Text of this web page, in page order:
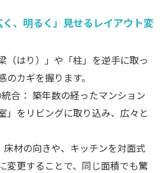
ロが教えるマンション改修の
を乗り越えるための事前準備
する「快適リフォーム」のチェ
区でのマンションリフォー
ください
、明るく」見せるレイアウト変
（はり）」や「柱」を逆手に取っ
カギを握ります。
合： 築年数の経ったマンション
」をリビングに取り込み、広々と
材の向きや、キッチンを対面式
変更することで、同じ面積でも驚